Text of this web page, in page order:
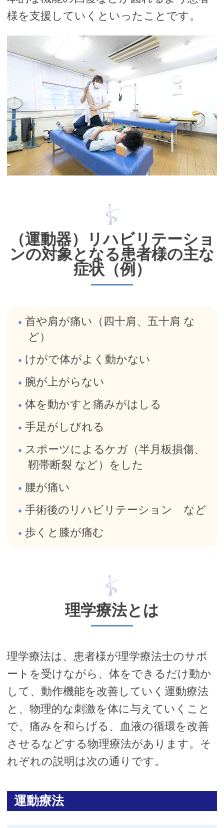
様を支援していくといったことです。
（運動器）リハビリテーショ
ンの対象となる患者様の主な
症状（例）
首や肩が痛い（四十肩、五十肩 な
ど）
けがで体がよく動かない
腕が上がらない
体を動かすと痛みがはしる
手足がしびれる
スポーツによるケガ（半月板損傷、
靭帯断裂 など）をした
腰が痛い
手術後のリハビリテーション など
歩くと膝が痛む
理学療法とは
理学療法は、患者様が理学療法士のサポ
ートを受けながら、体をできるだけ動か
して、動作機能を改善していく運動療法
と、物理的な刺激を体に与えていくこと
で、痛みを和らげる、血液の循環を改善
させるなどする物理療法があります。そ
れぞれの説明は次の通りです。
運動療法